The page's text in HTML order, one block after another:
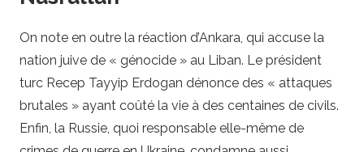
On note en outre la réaction d’Ankara, qui accuse la
nation juive de « génocide » au Liban. Le président
turc Recep Tayyip Erdogan dénonce des « attaques
brutales » ayant coûté la vie à des centaines de civils.
Enfin, la Russie, quoi responsable elle-même de